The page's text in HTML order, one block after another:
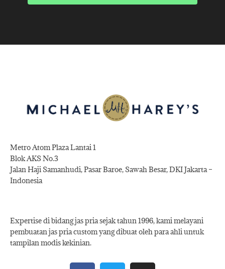
Metro Atom Plaza Lantai 1
Blok AKS No.3
Jalan Haji Samanhudi, Pasar Baroe, Sawah Besar, DKI Jakarta –
Indonesia
Expertise di bidang jas pria sejak tahun 1996, kami melayani
pembuatan jas pria custom yang dibuat oleh para ahli untuk
tampilan modis kekinian.